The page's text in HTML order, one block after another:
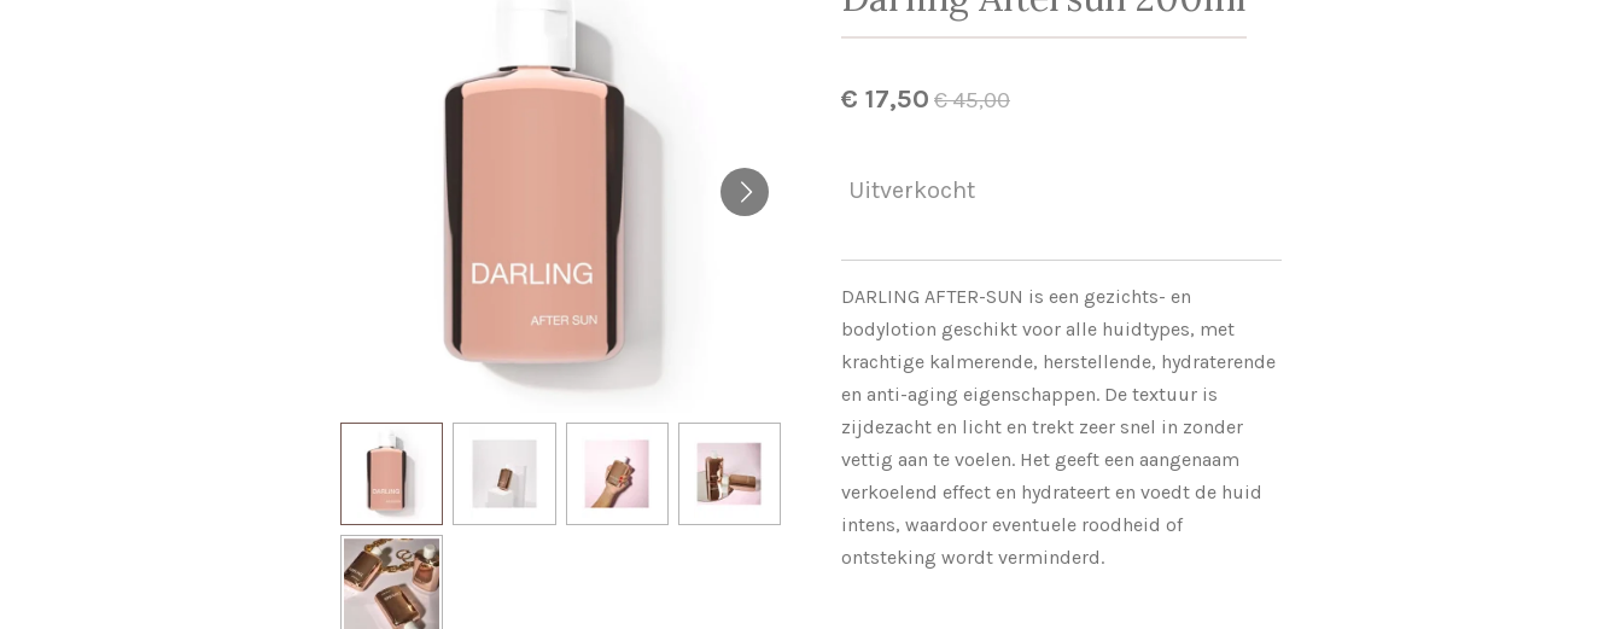
€ 17,50 € 45,00
Uitverkocht
DARLING AFTER-SUN is een gezichts- en
bodylotion geschikt voor alle huidtypes, met
krachtige kalmerende, herstellende, hydraterende
en anti-aging eigenschappen. De textuur is
zijdezacht en licht en trekt zeer snel in zonder
vettig aan te voelen. Het geeft een aangenaam
verkoelend effect en hydrateert en voedt de huid
intens, waardoor eventuele roodheid of
ontsteking wordt verminderd.